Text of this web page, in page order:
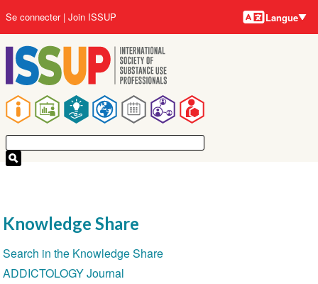
au
contenu
principal
Main
navigation
User
account
menu
Se connecter Join ISSUP Langues
Langue
Knowledge Share
Section
navigation
Search in the Knowledge Share
ADDICTOLOGY Journal